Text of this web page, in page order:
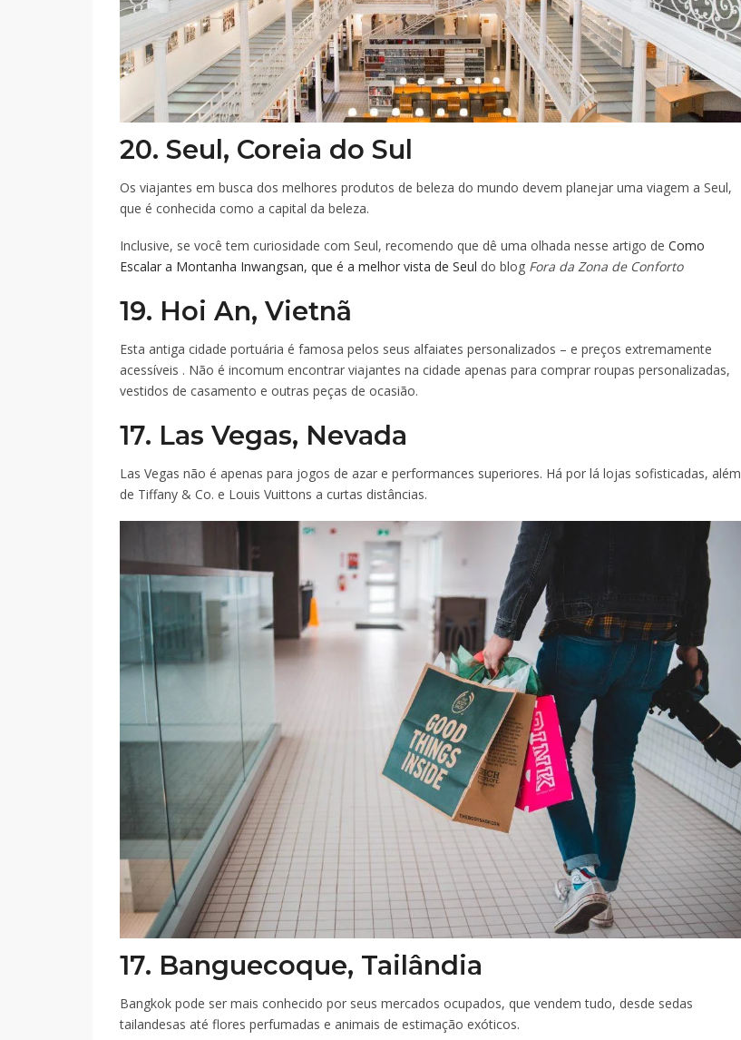
20. Seul, Coreia do Sul
Os viajantes em busca dos melhores produtos de beleza do mundo devem planejar uma viagem a Seul,
que é conhecida como a capital da beleza.
Inclusive, se você tem curiosidade com Seul, recomendo que dê uma olhada nesse artigo de Como
Escalar a Montanha Inwangsan, que é a melhor vista de Seul do blog Fora da Zona de Conforto
19. Hoi An, Vietnã
Esta antiga cidade portuária é famosa pelos seus alfaiates personalizados – e preços extremamente
acessíveis . Não é incomum encontrar viajantes na cidade apenas para comprar roupas personalizadas,
vestidos de casamento e outras peças de ocasião.
17. Las Vegas, Nevada
Las Vegas não é apenas para jogos de azar e performances superiores. Há por lá lojas sofisticadas, além
de Tiffany & Co. e Louis Vuittons a curtas distâncias.
17. Banguecoque, Tailândia
Bangkok pode ser mais conhecido por seus mercados ocupados, que vendem tudo, desde sedas
tailandesas até flores perfumadas e animais de estimação exóticos.